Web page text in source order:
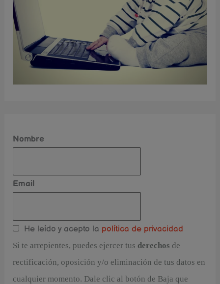
Nombre
Email
He leído y acepto la política de privacidad
Si te arrepientes, puedes ejercer tus derechos de
rectificación, oposición y/o eliminación de tus datos en
cualquier momento. Dale clic al botón de Baja que